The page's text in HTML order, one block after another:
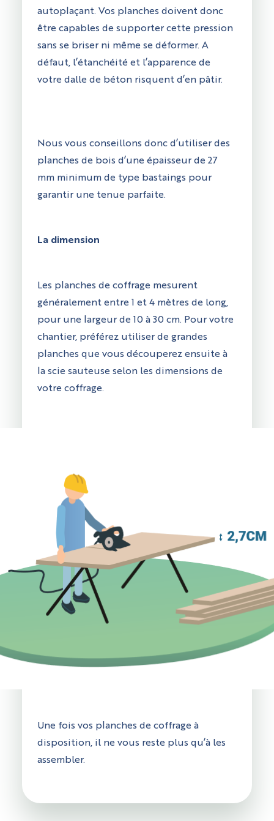
autoplaçant. Vos planches doivent donc
être capables de supporter cette pression
sans se briser ni même se déformer. A
défaut, l’étanchéité et l’apparence de
votre dalle de béton risquent d’en pâtir.
Nous vous conseillons donc d’utiliser des
planches de bois d’une épaisseur de 27
mm minimum de type bastaings pour
garantir une tenue parfaite.
La dimension
Les planches de coffrage mesurent
généralement entre 1 et 4 mètres de long,
pour une largeur de 10 à 30 cm. Pour votre
chantier, préférez utiliser de grandes
planches que vous découperez ensuite à
la scie sauteuse selon les dimensions de
votre coffrage.
Une fois vos planches de coffrage à
disposition, il ne vous reste plus qu’à les
assembler.